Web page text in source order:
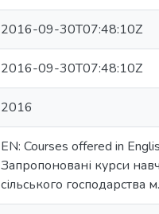
2016-09-30T07:48:10Z
2016-09-30T07:48:10Z
2016
EN: Courses offered in
Запропоновані курси
сільського господарства